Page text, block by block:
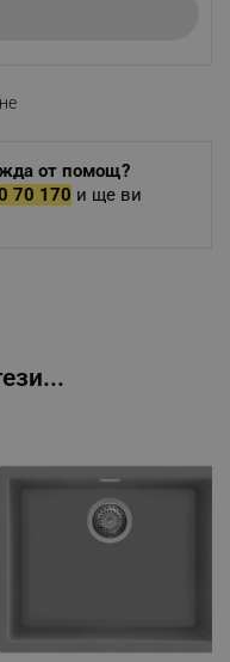
от помощ?
70 170 и ще ви